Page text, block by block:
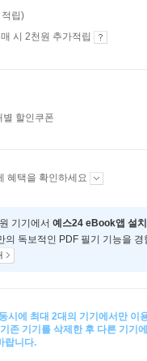
립)
시 2천원 추가적립
별 할인쿠폰
혜택을 확인하세요
기기에서 예스24 eBook앱 설
의 독보적인 PDF 필기 기능을 경
시에 최대 2대의 기기에서만 이
존 기기를 삭제한 후 다른 기기
랍니다.